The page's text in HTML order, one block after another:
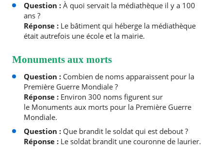
Question :À quoi servait la médiathèque il y a 100
ans ?
Réponse :Le bâtiment qui héberge la médiathèque
était autrefois une école et la mairie.
Monuments aux morts
Question : Combien de noms apparaissent pour la
Première Guerre Mondiale ?
Réponse :Environ 300 noms figurent sur
le Monuments aux morts pour la Première Guerre
Mondiale.
Question : Que brandit le soldat qui est debout ?
Réponse :Le soldat brandit une couronne de laurier.